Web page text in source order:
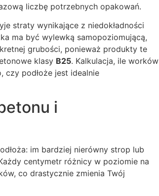
liczbę potrzebnych opakowań.
straty wynikające z niedokładności
ma być wylewką samopoziomującą,
grubości, ponieważ produkty te
klasy B25. Kalkulacja, ile worków
czy podłoże jest idealnie
i
im bardziej nierówny strop lub
centymetr różnicy w poziomie na
co drastycznie zmienia Twój